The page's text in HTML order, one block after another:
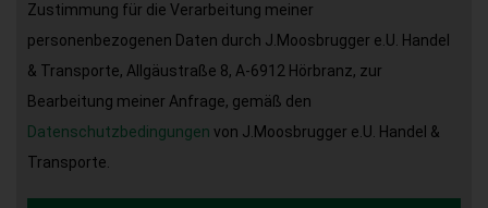
Zustimmung für die Verarbeitung meiner
personenbezogenen Daten durch J.Moosbrugger e.U. Handel
& Transporte, Allgäustraße 8, A-6912 Hörbranz, zur
Bearbeitung meiner Anfrage, gemäß den
Datenschutzbedingungen von J.Moosbrugger e.U. Handel &
Transporte.